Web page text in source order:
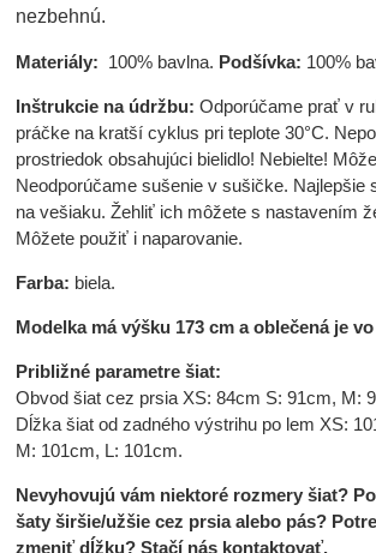
nezbehnú.
Materiály: 100% bavlna. Podšívka: 100%
Inštrukcie na údržbu: Odporúčame prať v
práčke na kratší cyklus pri teplote 30°C.
prostriedok obsahujúci bielidlo! Nebielte!
Neodporúčame sušenie v sušičke. Najlepšie
na vešiaku. Žehliť ich môžete s nastavením
Môžete použiť i naparovanie.
Farba: biela.
Modelka má výšku 173 cm a oblečená je
Približné parametre šiat:
Obvod šiat cez prsia XS: 84cm S: 91cm, M:
Dĺžka šiat od zadného výstrihu po lem XS:
M: 101cm, L: 101cm.
Nevyhovujú vám niektoré rozmery šiat?
šaty širšie/užšie cez prsia alebo pás?
zmeniť dĺžku? Stačí nás kontaktovať.